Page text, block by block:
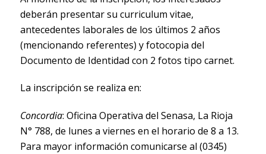
deberán presentar su curriculum vitae,
antecedentes laborales de los últimos 2 años
(mencionando referentes) y fotocopia del
Documento de Identidad con 2 fotos tipo carnet.
La inscripción se realiza en:
Concordia: Oficina Operativa del Senasa, La Rioja
N° 788, de lunes a viernes en el horario de 8 a 13.
Para mayor información comunicarse al (0345)